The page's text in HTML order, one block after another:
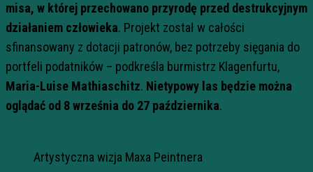
misa, w której przechowano przyrodę przed destrukcyjnym
działaniem człowieka. Projekt został w całości
sfinansowany z dotacji patronów, bez potrzeby sięgania do
portfeli podatników – podkreśla burmistrz Klagenfurtu,
Maria-Luise Mathiaschitz. Nietypowy las będzie można
oglądać od 8 września do 27 października.
Artystyczna wizja Maxa Peintnera